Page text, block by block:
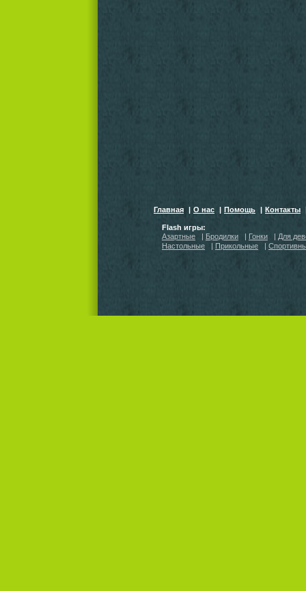
Главная | О нас | Помощь | Контакты
Flash игры:
Азартные
| Бродилки | Гонки | Для
Настольные
| Прикольные |